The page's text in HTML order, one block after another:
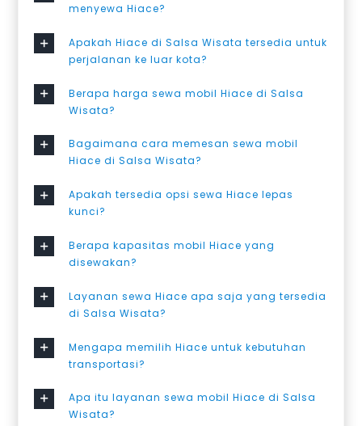
menyewa Hiace?
Apakah Hiace di Salsa Wisata tersedia untuk
perjalanan ke luar kota?
Berapa harga sewa mobil Hiace di Salsa
Wisata?
Bagaimana cara memesan sewa mobil
Hiace di Salsa Wisata?
Apakah tersedia opsi sewa Hiace lepas
kunci?
Berapa kapasitas mobil Hiace yang
disewakan?
Layanan sewa Hiace apa saja yang tersedia
di Salsa Wisata?
Mengapa memilih Hiace untuk kebutuhan
transportasi?
Apa itu layanan sewa mobil Hiace di Salsa
Wisata?